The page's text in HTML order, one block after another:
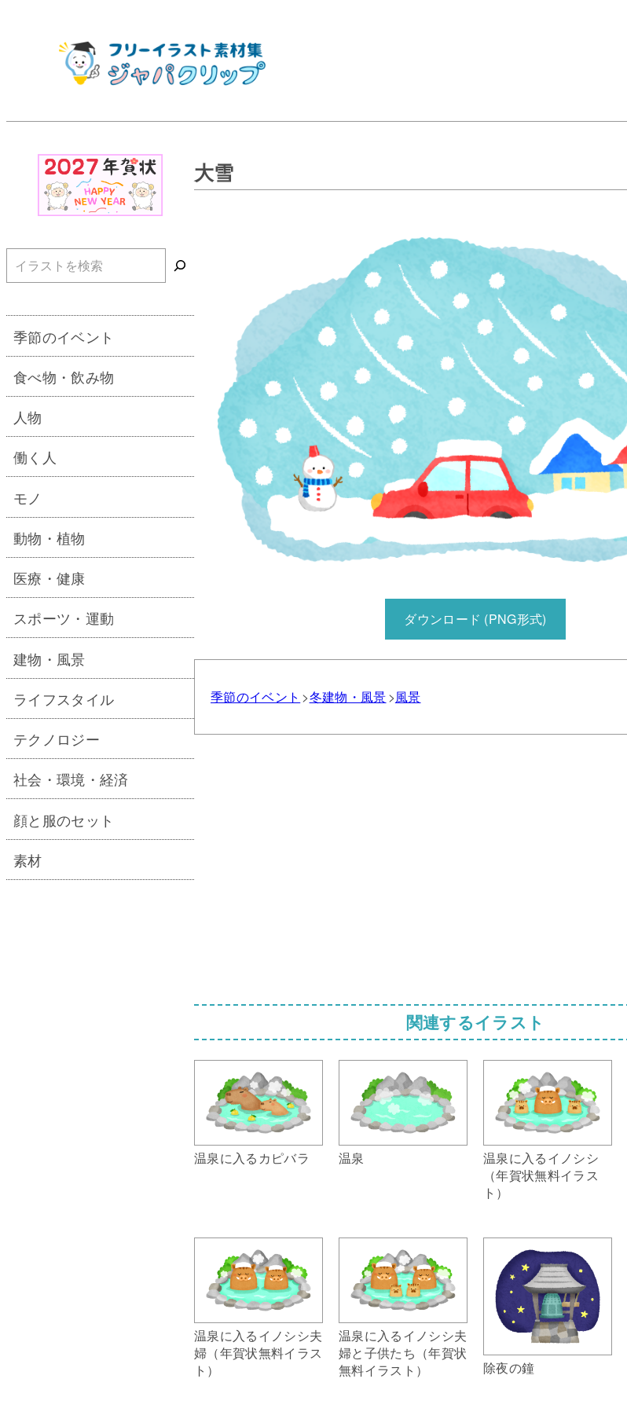
大雪
ダウンロード (PNG形式)
季節のイベント 冬建物・風景 風景
関連するイラスト
温泉に入るカピバラ 温泉
温泉に入るイノシシ
（年賀状無料イラス
ト）
温泉に入るイノシシ夫
婦（年賀状無料イラス
ト）
温泉に入るイノシシ夫
婦と子供たち（年賀状
無料イラスト）
除夜の鐘
検索
季節のイベント
食べ物・飲み物
人物
働く人
モノ
動物・植物
医療・健康
スポーツ・運動
建物・風景
ライフスタイル
テクノロジー
社会・環境・経済
顔と服のセット
素材